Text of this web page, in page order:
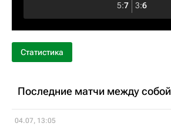
5:7 3:6
Статистика
Последние матчи между собой
04.07, 13:05